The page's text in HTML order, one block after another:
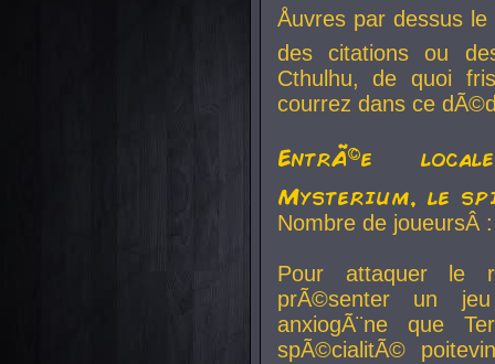
Åuvres par dessus
des citations ou
Cthulhu, de quoi
courrez dans ce
EntrÃ©e
Mysterium, le
Nombre de
Pour attaquer le
prÃ©senter un
anxiogÃ¨ne que
spÃ©cialitÃ©